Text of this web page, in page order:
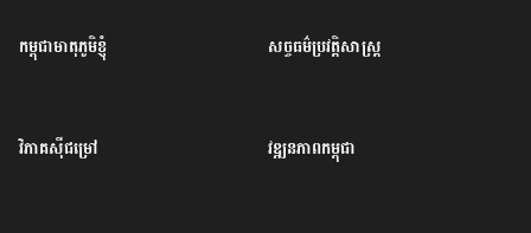
កម្ពុជាមាតុភូមិខ្ញុំ សច្ចធម៌ប្រវត្តិសាស្ត្រ
វិភាគសុីជម្រៅ វឌ្ឍនភាពកម្ពុជា